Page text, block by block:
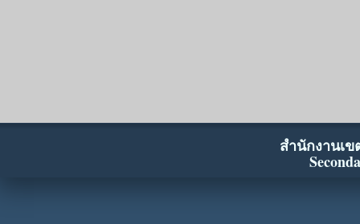
สำนักงานเ